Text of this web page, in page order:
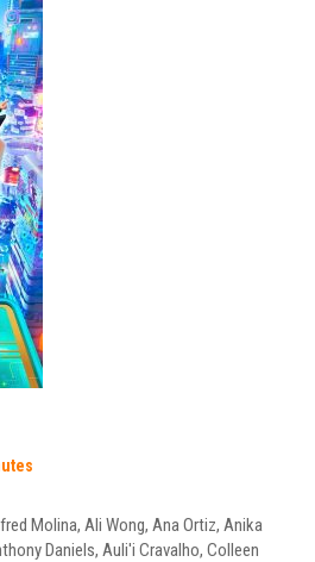
Molina, Ali Wong, Ana Ortiz, Anika
Daniels, Auli'i Cravalho, Colleen